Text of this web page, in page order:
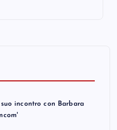
incontro con Barbara